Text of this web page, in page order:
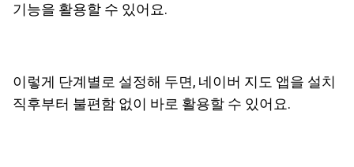
기능을 활용할 수 있어요.
이렇게 단계별로 설정해 두면, 네이버 지도 앱을 설치
직후부터 불편함 없이 바로 활용할 수 있어요.